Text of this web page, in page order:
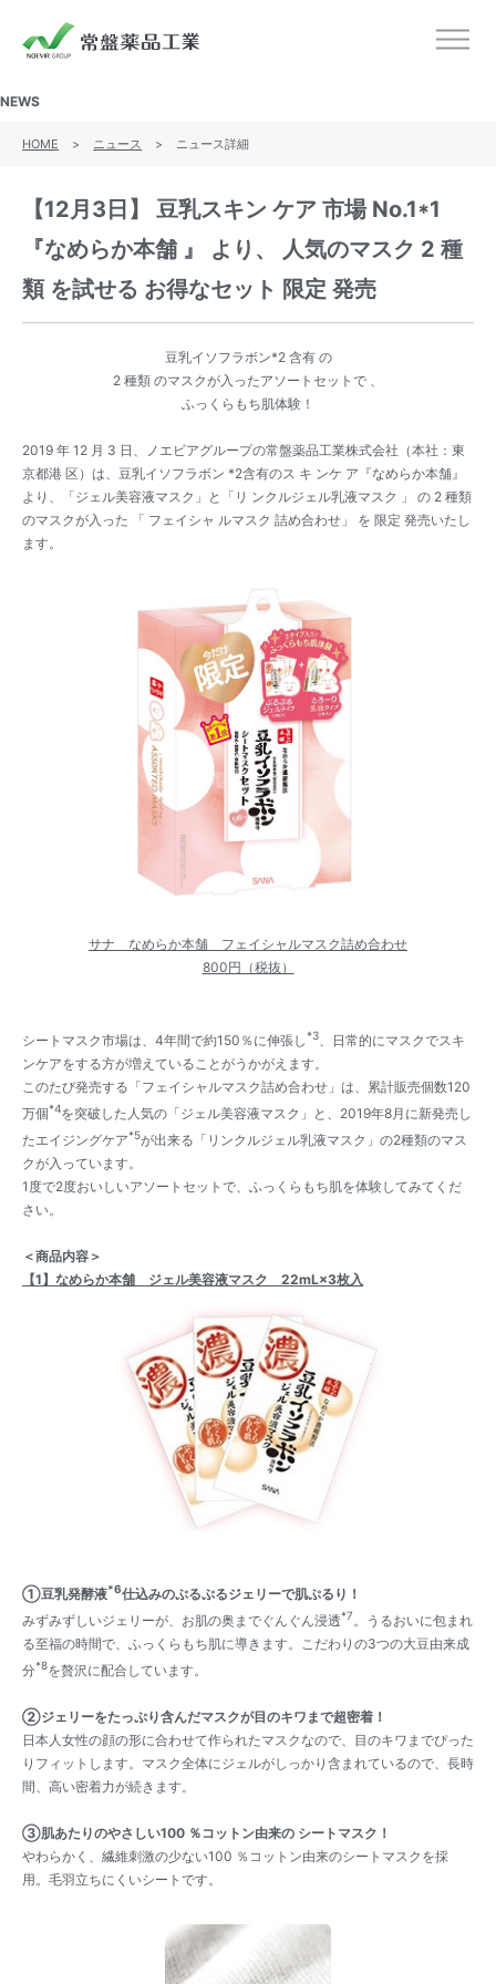
NEWS
HOME > ニュース > ニュース詳細
【12月3日】 豆乳スキン ケア 市場 No.1*1
『なめらか本舗 』 より、 人気のマスク 2 種
類 を試せる お得なセット 限定 発売
豆乳イソフラボン*2 含有 の
2 種類 のマスクが入ったアソートセットで 、
ふっくらもち肌体験！
2019 年 12 月 3 日、ノエビアグループの常盤薬品工業株式会社（本社：東
京都港 区）は、豆乳イソフラボン *2含有のス キ ンケ ア『なめらか本舗』
より、「ジェル美容液マスク」と「リ ンクルジェル乳液マスク 」 の 2 種類
のマスクが入った 「 フェイシャ ルマスク 詰め合わせ」 を 限定 発売いたし
ます。
サナ なめらか本舗 フェイシャルマスク詰め合わせ
800円（税抜）
シートマスク市場は、4年間で約150％に伸張し*3、日常的にマスクでスキ
ンケアをする方が増えていることがうかがえます。
このたび発売する「フェイシャルマスク詰め合わせ」は、累計販売個数120
万個*4を突破した人気の「ジェル美容液マスク」と、2019年8月に新発売し
たエイジングケア*5が出来る「リンクルジェル乳液マスク」の2種類のマス
クが入っています。
1度で2度おいしいアソートセットで、ふっくらもち肌を体験してみてくだ
さい。
＜商品内容＞
【1】なめらか本舗 ジェル美容液マスク 22mL×3枚入
①豆乳発酵液*6仕込みのぷるぷるジェリーで肌ぷるり！
みずみずしいジェリーが、お肌の奥までぐんぐん浸透*7。うるおいに包まれ
る至福の時間で、ふっくらもち肌に導きます。こだわりの3つの大豆由来成
分*8を贅沢に配合しています。
②ジェリーをたっぷり含んだマスクが目のキワまで超密着！
日本人女性の顔の形に合わせて作られたマスクなので、目のキワまでぴった
りフィットします。マスク全体にジェルがしっかり含まれているので、長時
間、高い密着力が続きます。
③肌あたりのやさしい100 ％コットン由来の シートマスク！
やわらかく、繊維刺激の少ない100 ％コットン由来のシートマスクを採
用。毛羽立ちにくいシートです。